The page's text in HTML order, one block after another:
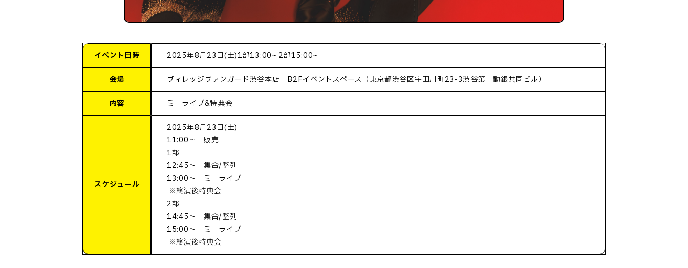
イベント日時 2025年8月23日(土)1部13:00~ 2部15:00~
会場 ヴィレッジヴァンガード渋谷本店 B2Fイベントスペース（東京都渋谷区宇田川町23-3渋谷第一勧銀共同ビル）
内容 ミニライブ&特典会
スケジュール
2025年8月23日(土)
11:00～ 販売
1部
12:45～ 集合/整列
13:00～ ミニライブ
※終演後特典会
2部
14:45～ 集合/整列
15:00～ ミニライブ
※終演後特典会